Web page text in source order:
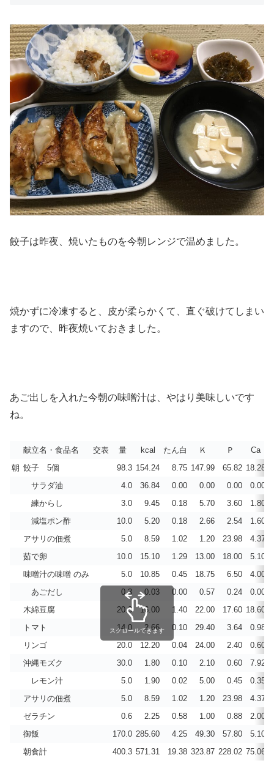
餃子は昨夜、焼いたものを今朝レンジで温めました。
焼かずに冷凍すると、皮が柔らかくて、直ぐ破けてしまい
ますので、昨夜焼いておきました。
あご出しを入れた今朝の味噌汁は、やはり美味しいです
ね。
献立名・食品名 交表 量 kcal たん白 Ｋ Ｐ Ca
朝 餃子 5個 98.3 154.24 8.75 147.99 65.82 18.28
サラダ油
4.0 36.84 0.00 0.00 0.00 0.00
練からし
3.0 9.45 0.18 5.70 3.60 1.80
減塩ポン酢
10.0 5.20 0.18 2.66 2.54 1.60
アサリの佃煮
5.0 8.59 1.02 1.20 23.98 4.37
茹で卵
10.0 15.10 1.29 13.00 18.00 5.10
味噌汁の味噌 のみ
5.0 10.85 0.45 18.75 6.50 4.00
あごだし
0.3 0.03 0.00 0.57 0.24 0.00
木綿豆腐
20.0 16.00 1.40 22.00 17.60 18.60
トマト
14.0 2.66 0.10 29.40 3.64 0.98
リンゴ
20.0 12.20 0.04 24.00 2.40 0.60
沖縄モズク
30.0 1.80 0.10 2.10 0.60 7.92
レモン汁
5.0 1.90 0.02 5.00 0.45 0.35
アサリの佃煮
5.0 8.59 1.02 1.20 23.98 4.37
ゼラチン
0.6 2.25 0.58 1.00 0.88 2.00
御飯
170.0 285.60 4.25 49.30 57.80 5.10
朝食計
400.3 571.31 19.38 323.87 228.02 75.06
スクロールできます